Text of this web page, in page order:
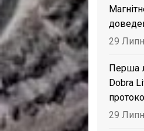
29
Перша
Dobra
29